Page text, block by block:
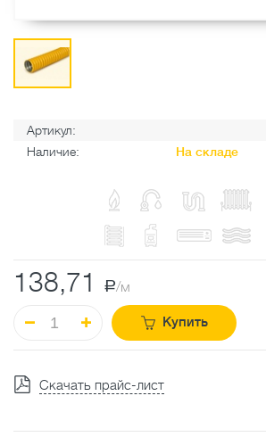
Артикул:
Наличие:
На складе
138,71 a/м
Купить
Скачать прайс-лист